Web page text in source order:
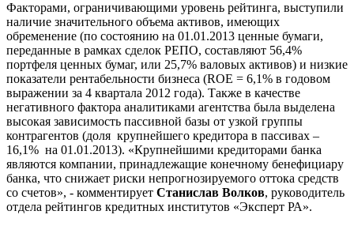
Факторами, ограничивающими уровень рейтинга, выступили
наличие значительного объема активов, имеющих
обременение (по состоянию на 01.01.2013 ценные бумаги,
переданные в рамках сделок РЕПО, составляют 56,4%
портфеля ценных бумаг, или 25,7% валовых активов) и низкие
показатели рентабельности бизнеса (ROE = 6,1% в годовом
выражении за 4 квартала 2012 года). Также в качестве
негативного фактора аналитиками агентства была выделена
высокая зависимость пассивной базы от узкой группы
контрагентов (доля крупнейшего кредитора в пассивах –
16,1% на 01.01.2013). «Крупнейшими кредиторами банка
являются компании, принадлежащие конечному бенефициару
банка, что снижает риски непрогнозируемого оттока средств
со счетов», - комментирует Станислав Волков, руководитель
отдела рейтингов кредитных институтов «Эксперт РА».